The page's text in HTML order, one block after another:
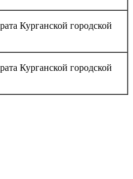
Курганской городской
Курганской городской